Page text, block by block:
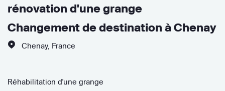
rénovation d'une grange
Changement de destination à Chenay
Chenay, France
Réhabilitation d'une grange